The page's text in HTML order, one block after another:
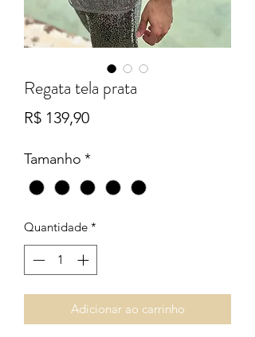
Regata tela prata
R$ 139,90Preço
Tamanho *
Quantidade *
Adicionar ao carrinho